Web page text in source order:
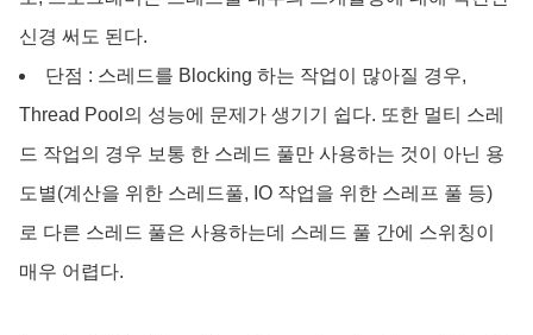
신경 써도 된다.
단점 : 스레드를 Blocking 하는 작업이 많아질 경우,
Thread Pool의 성능에 문제가 생기기 쉽다. 또한 멀티 스레
드 작업의 경우 보통 한 스레드 풀만 사용하는 것이 아닌 용
도별(계산을 위한 스레드풀, IO 작업을 위한 스레프 풀 등)
로 다른 스레드 풀은 사용하는데 스레드 풀 간에 스위칭이
매우 어렵다.